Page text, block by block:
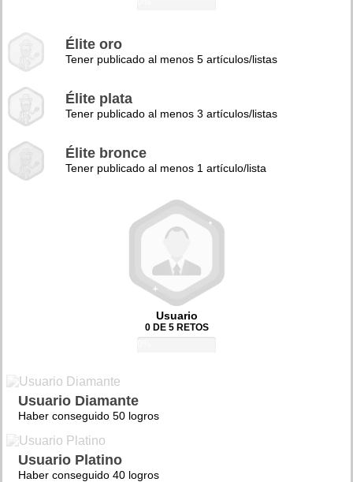
Élite oro
Tener publicado al menos 5 artículos/listas
Élite plata
Tener publicado al menos 3 artículos/listas
Élite bronce
Tener publicado al menos 1 artículo/lista
Usuario
0 DE 5 RETOS
Usuario Diamante
Haber conseguido 50 logros
Usuario Platino
Haber conseguido 40 logros